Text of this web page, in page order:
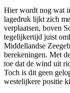
Hier wordt nog wat
lagedruk lijkt zich
verplaatsen, boven
tegelijkertijd juist
Middellandse
berekeningen. Met
toe dat de wind uit
Toch is dit geen
westelijkere positie